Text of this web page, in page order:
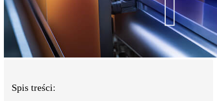
Spis treści: